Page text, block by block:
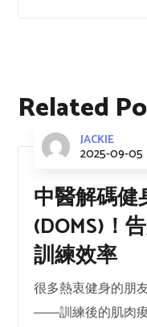
Related
JACKIE
2025-09-05
中醫解碼
(DOMS)！
訓練效率
很多熱衷健身的朋
——訓練後的肌肉